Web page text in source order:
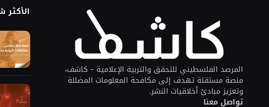
المرصد الفلسطيني للتحقق والتربية الإعلامية – كاشف،
منصة مستقلة تهدف إلى مكافحة المعلومات المضللة
وتعزيز مبادئ أخلاقيات النشر.
تواصل معنا
الأكثر